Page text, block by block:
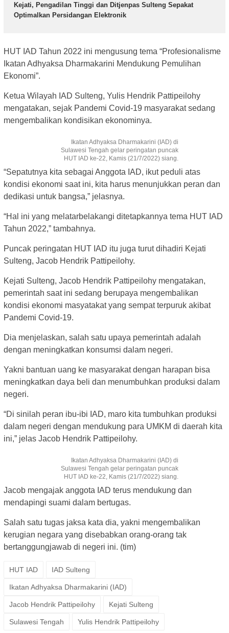
Kejati, Pengadilan Tinggi dan Ditjenpas Sulteng Sepakat
Optimalkan Persidangan Elektronik
HUT IAD Tahun 2022 ini mengusung tema “Profesionalisme
Ikatan Adhyaksa Dharmakarini Mendukung Pemulihan
Ekonomi”.
Ketua Wilayah IAD Sulteng, Yulis Hendrik Pattipeilohy
mengatakan, sejak Pandemi Covid-19 masyarakat sedang
mengembalikan kondisikan ekonominya.
Ikatan Adhyaksa Dharmakarini (IAD) di
Sulawesi Tengah gelar peringatan puncak
HUT IAD ke-22, Kamis (21/7/2022) siang.
“Sepatutnya kita sebagai Anggota IAD, ikut peduli atas
kondisi ekonomi saat ini, kita harus menunjukkan peran dan
dedikasi untuk bangsa,” jelasnya.
“Hal ini yang melatarbelakangi ditetapkannya tema HUT IAD
Tahun 2022,” tambahnya.
Puncak peringatan HUT IAD itu juga turut dihadiri Kejati
Sulteng, Jacob Hendrik Pattipeilohy.
Kejati Sulteng, Jacob Hendrik Pattipeilohy mengatakan,
pemerintah saat ini sedang berupaya mengembalikan
kondisi ekonomi masyatakat yang sempat terpuruk akibat
Pandemi Covid-19.
Dia menjelaskan, salah satu upaya pemerintah adalah
dengan meningkatkan konsumsi dalam negeri.
Yakni bantuan uang ke masyarakat dengan harapan bisa
meningkatkan daya beli dan menumbuhkan produksi dalam
negeri.
“Di sinilah peran ibu-ibi IAD, maro kita tumbuhkan produksi
dalam negeri dengan mendukung para UMKM di daerah kita
ini,” jelas Jacob Hendrik Pattipeilohy.
Ikatan Adhyaksa Dharmakarini (IAD) di
Sulawesi Tengah gelar peringatan puncak
HUT IAD ke-22, Kamis (21/7/2022) siang.
Jacob mengajak anggota IAD terus mendukung dan
mendapingi suami dalam bertugas.
Salah satu tugas jaksa kata dia, yakni mengembalikan
kerugian negara yang disebabkan orang-orang tak
bertanggungjawab di negeri ini. (tim)
HUT IAD IAD Sulteng
Ikatan Adhyaksa Dharmakarini (IAD)
Jacob Hendrik Pattipeilohy Kejati Sulteng
Sulawesi Tengah Yulis Hendrik Pattipeilohy